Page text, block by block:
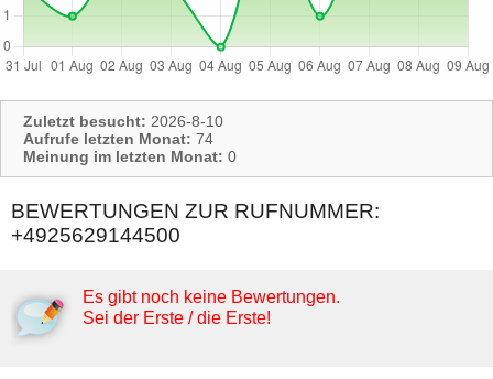
Zuletzt besucht: 2026-8-10
Aufrufe letzten Monat: 74
Meinung im letzten Monat: 0
BEWERTUNGEN ZUR RUFNUMMER:
+4925629144500
Es gibt noch keine Bewertungen.
Sei der Erste / die Erste!